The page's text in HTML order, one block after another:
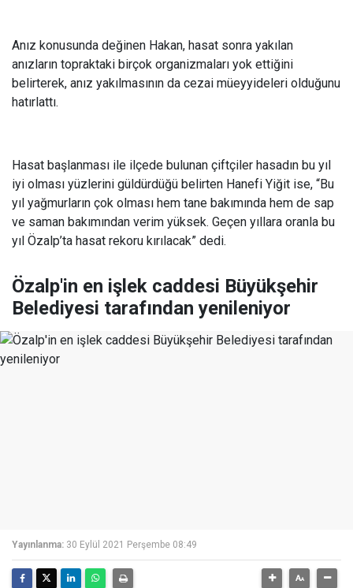
Anız konusunda değinen Hakan, hasat sonra yakılan
anızların topraktaki birçok organizmaları yok ettiğini
belirterek, anız yakılmasının da cezai müeyyideleri olduğunu
hatırlattı.
Hasat başlanması ile ilçede bulunan çiftçiler hasadın bu yıl
iyi olması yüzlerini güldürdüğü belirten Hanefi Yiğit ise, “Bu
yıl yağmurların çok olması hem tane bakımında hem de sap
ve saman bakımından verim yüksek. Geçen yıllara oranla bu
yıl Özalp’ta hasat rekoru kırılacak” dedi.
Özalp'in en işlek caddesi Büyükşehir
Belediyesi tarafından yenileniyor
Yayınlanma: 30 Eylül 2021 Perşembe 08:49